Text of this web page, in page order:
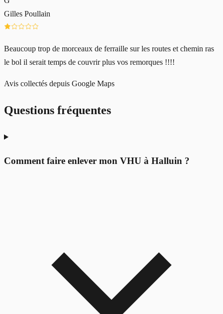
Gilles Poullain
Beaucoup trop de morceaux de ferraille sur les routes et chemin ras
le bol il serait temps de couvrir plus vos remorques !!!!
Avis collectés depuis Google Maps
Questions fréquentes
Comment faire enlever mon VHU à Halluin ?